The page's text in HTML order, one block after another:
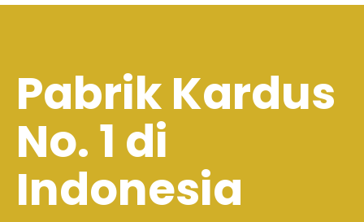
Pabrik Kardus
No. 1 di
Indonesia